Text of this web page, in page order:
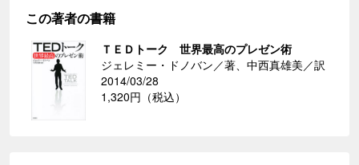
この著者の書籍
ＴＥＤトーク 世界最高のプレゼン術
ジェレミー・ドノバン／著、中西真雄美／訳
2014/03/28
1,320円（税込）